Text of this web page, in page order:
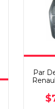
Par